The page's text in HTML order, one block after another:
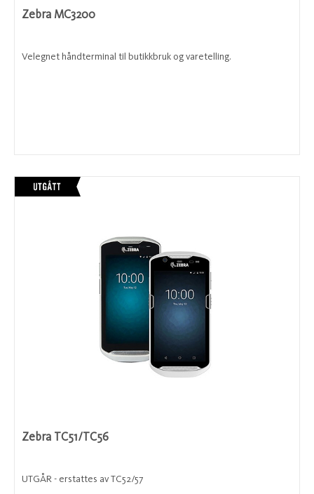
Zebra MC3200
Velegnet håndterminal til butikkbruk og varetelling.
Zebra TC51/TC56
UTGÅR - erstattes av TC52/57